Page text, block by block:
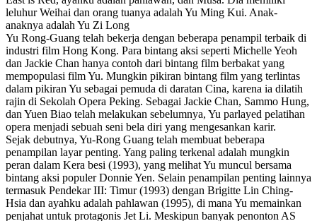
leluhur Weihai dan orang tuanya adalah Yu Ming Kui. Anak-
anaknya adalah Yu Zi Long
Yu Rong-Guang telah bekerja dengan beberapa penampil terbaik di
industri film Hong Kong. Para bintang aksi seperti Michelle Yeoh
dan Jackie Chan hanya contoh dari bintang film berbakat yang
mempopulasi film Yu. Mungkin pikiran bintang film yang terlintas
dalam pikiran Yu sebagai pemuda di daratan Cina, karena ia dilatih
rajin di Sekolah Opera Peking. Sebagai Jackie Chan, Sammo Hung,
dan Yuen Biao telah melakukan sebelumnya, Yu parlayed pelatihan
opera menjadi sebuah seni bela diri yang mengesankan karir.
Sejak debutnya, Yu-Rong Guang telah membuat beberapa
penampilan layar penting. Yang paling terkenal adalah mungkin
peran dalam Kera besi (1993), yang melihat Yu muncul bersama
bintang aksi populer Donnie Yen. Selain penampilan penting lainnya
termasuk Pendekar III: Timur (1993) dengan Brigitte Lin Ching-
Hsia dan ayahku adalah pahlawan (1995), di mana Yu memainkan
penjahat untuk protagonis Jet Li. Meskipun banyak penonton AS